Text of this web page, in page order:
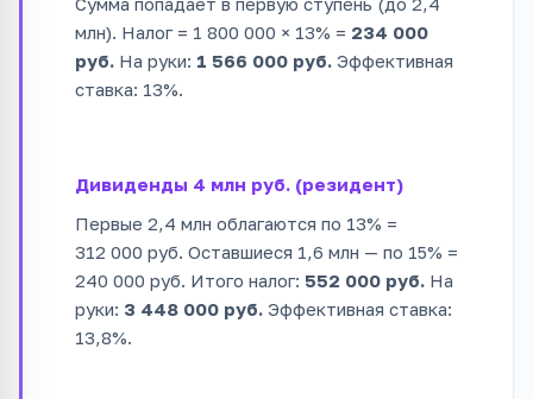
млн). Налог = 1 800 000 × 13% = 234 000
руб. На руки: 1 566 000 руб. Эффективная
ставка: 13%.
Дивиденды 4 млн руб. (резидент)
Первые 2,4 млн облагаются по 13% =
312 000 руб. Оставшиеся 1,6 млн — по 15% =
240 000 руб. Итого налог: 552 000 руб. На
руки: 3 448 000 руб. Эффективная ставка:
13,8%.